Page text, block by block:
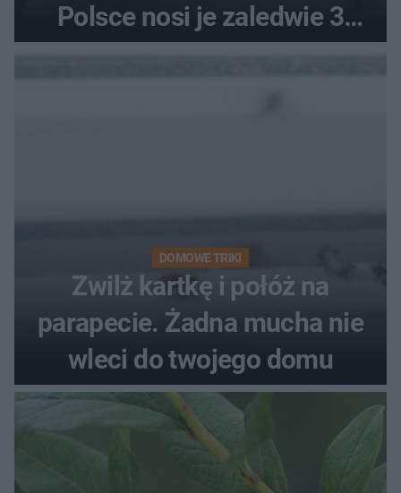
Polsce nosi je zaledwie 3
DOMOWE TRIKI
Zwilż kartkę i połóż na
parapecie. Żadna mucha nie
wleci do twojego domu